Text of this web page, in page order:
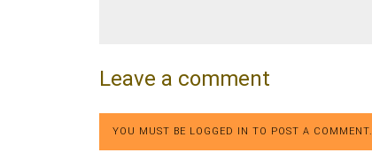
Leave a comment
YOU MUST BE LOGGED IN TO POST A COMMENT.